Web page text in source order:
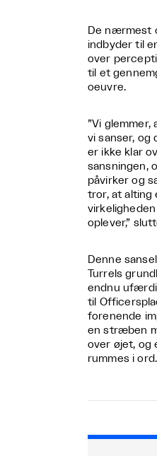
De nærmest
indbyder til
over
til et
oeuvre.
”Vi
vi sanser, og
er ikke klar
sansningen,
påvirker og
tror, at alting
oplever,”
Denne
Turrels
endnu
til
forenende
en stræben
over øjet, og
rummes i ord.